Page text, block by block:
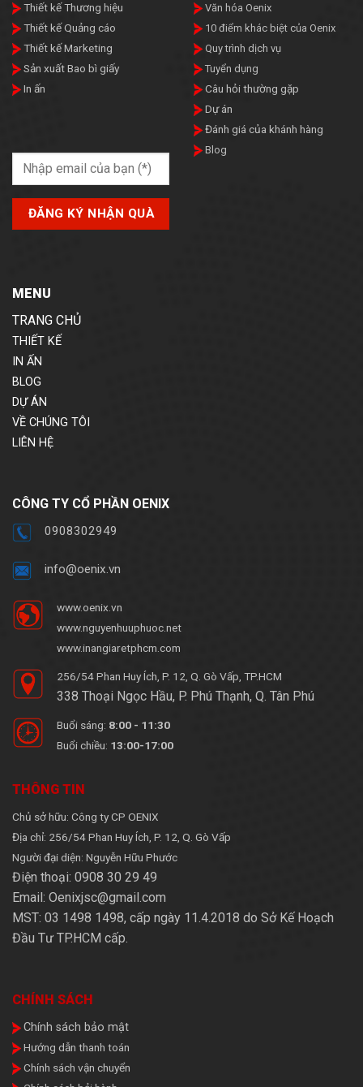
Thiết kế Thương hiệu
Thiết kế Quảng cáo
Thiết kế Marketing
Sản xuất Bao bì giấy
In ấn
Văn hóa Oenix
10 điểm khác biệt của Oenix
Quy trình dịch vụ
Tuyển dụng
Câu hỏi thường gặp
Dự án
Đánh giá của khánh hàng
Blog
MENU
TRANG CHỦ
THIẾT KẾ
IN ẤN
BLOG
DỰ ÁN
VỀ CHÚNG TÔI
LIÊN HỆ
CÔNG TY CỔ PHẦN OENIX
0908302949
info@oenix.vn
www.oenix.vn
www.nguyenhuuphuoc.net
www.inangiaretphcm.com
256/54 Phan Huy Ích, P. 12, Q. Gò Vấp, TP.HCM
338 Thoại Ngọc Hầu, P. Phú Thạnh, Q. Tân Phú
Buổi sáng: 8:00 - 11:30
Buổi chiều: 13:00-17:00
THÔNG TIN
Chủ sở hữu: Công ty CP OENIX
Địa chỉ: 256/54 Phan Huy Ích, P. 12, Q. Gò Vấp
Người đại diện: Nguyễn Hữu Phước
Điện thoại: 0908 30 29 49
Email: Oenixjsc@gmail.com
MST: 03 1498 1498, cấp ngày 11.4.2018 do Sở Kế Hoạch
Đầu Tư TP.HCM cấp.
CHÍNH SÁCH
Chính sách bảo mật
Hướng dẫn thanh toán
Chính sách vận chuyển